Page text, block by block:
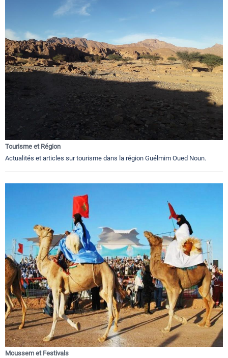
Tourisme et Région
Actualités et articles sur tourisme dans la région Guélmim Oued Noun.
Moussem et Festivals